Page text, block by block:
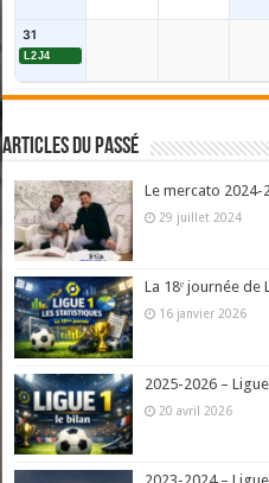
31
L2J4
Articles du passé
Le mercato 2024-
29 juillet 2024
La 18ᵉ journée de
16 janvier 2026
2025-2026 –
20 avril 2026